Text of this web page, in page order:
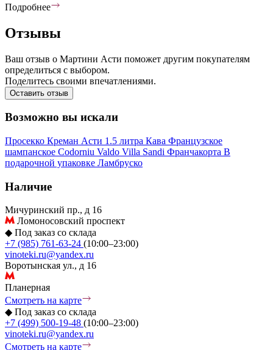
Подробнее
Отзывы
Ваш отзыв о Мартини Асти поможет другим покупателям
определиться с выбором.
Поделитесь своими впечатлениями.
Оставить отзыв
Возможно вы искали
Просекко Креман Асти 1.5 литра Кава Французское
шампанское Codorniu Valdo Villa Sandi Франчакорта В
подарочной упаковке Ламбруско
Наличие
Мичуринский пр., д 16
Ломоносовский проспект
◆ Под заказ со склада
+7 (985) 761-63-24 (10:00–23:00)
vinoteki.ru@yandex.ru
Воротынская ул., д 16
Планерная
Смотреть на карте
◆ Под заказ со склада
+7 (499) 500-19-48 (10:00–23:00)
vinoteki.ru@yandex.ru
Смотреть на карте